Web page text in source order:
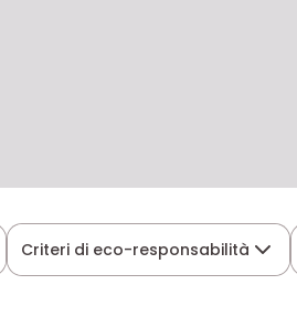
Criteri di eco-responsabilità